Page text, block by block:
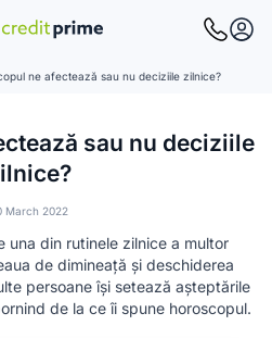
ne afectează sau nu deciziile zilnice?
sau nu deciziile
March 2022
una din rutinele zilnice a multor
de dimineață și deschiderea
persoane își setează așteptările
de la ce îi spune horoscopul.